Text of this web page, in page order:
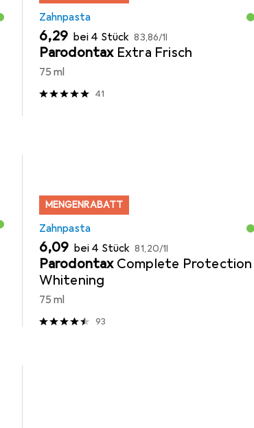
Zahnpasta
EUR
6,29 bei 4 Stück EUR
83,86/1l
Parodontax Extra Frisch
75 ml
41
MENGENRABATT
Zahnpasta
EUR
6,09 bei 4 Stück EUR
81,20/1l
Parodontax Complete Protection
Whitening
75 ml
93